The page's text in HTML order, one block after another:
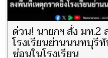
ด่วน! นายกฯ สั่ง มท.2
โรงเรียนย่านนนทบุรี
ซ่อนในโรงเรียน